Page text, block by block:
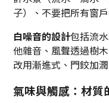
子）、不要把所有窗
白噪音的設計包括流
他雜音、風聲透過樹
改用漸進式、門鉸加
氣味與觸感：材質